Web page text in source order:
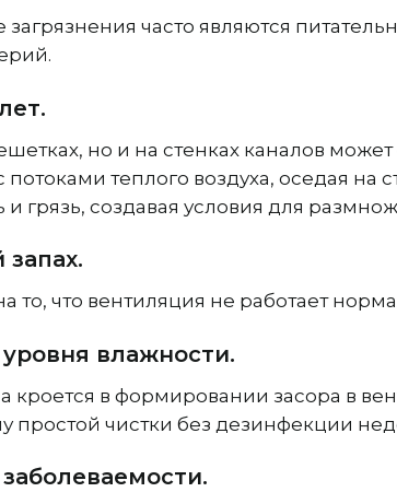
часто являются
но и на стенках каналов
теплого воздуха, оседая на
грязь, создавая условия для
то, что вентиляция не работает
влажности.
кроется в формировании засора в
простой чистки без дезинфекции